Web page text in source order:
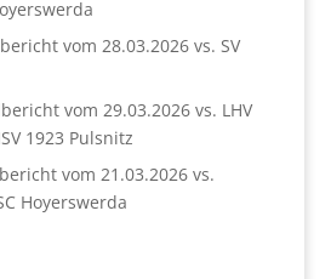
vom 28.03.2026 vs. SV
vom 29.03.2026 vs. LHV
1923 Pulsnitz
vom 21.03.2026 vs.
Hoyerswerda